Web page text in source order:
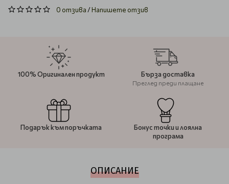
0 отзива/Напишете отзив
100% Оригинален продукт Бърза доставка
Преглед преди плащане
Подарък към поръчката
Бонус точки и лоялна
програма
ОПИСАНИЕ